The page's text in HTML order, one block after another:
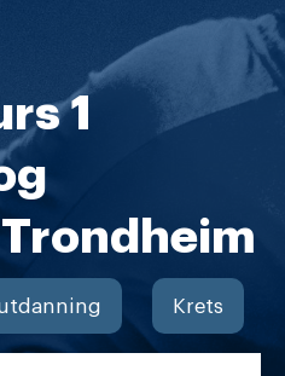
1
Krets